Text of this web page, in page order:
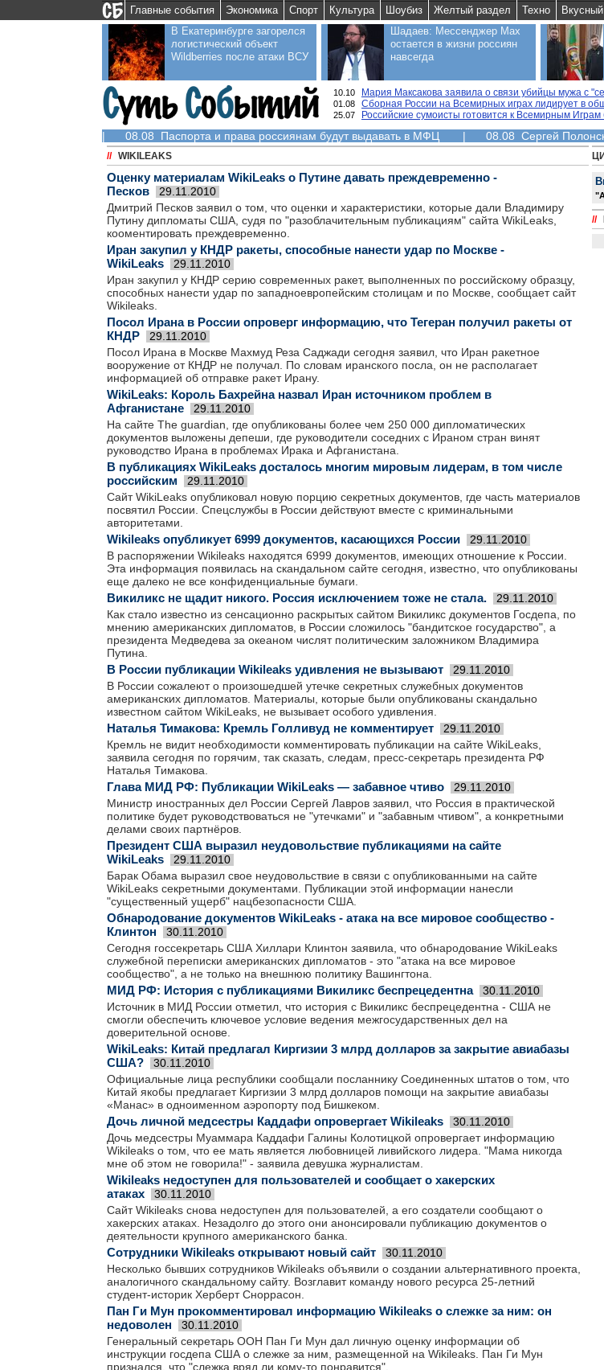
Главные события Экономика Спорт Культура Шоубиз Желтый раздел Техно Вкусный
В Екатеринбурге загорелся
логистический объект
Wildberries после атаки ВСУ
Шадаев: Мессенджер Max
остается в жизни россиян
навсегда
10.10
Мария Максакова заявила о связи убийцы мужа с
01.08
Сборная России на Всемирных играх лидирует в
25.07
Российские сумоисты готовится к Всемирным Играм
| 08.08 Паспорта и права россиянам будут выдавать в МФЦ | 08.08 Сергей
// WIKILEAKS
Оценку материалам WikiLeaks о Путине давать преждевременно -
Песков
29.11.2010
Дмитрий Песков заявил о том, что оценки и характеристики, которые дали Владимиру
Путину дипломаты США, судя по "разоблачительным публикациям" сайта WikiLeaks,
кооментировать преждевременно.
Иран закупил у КНДР ракеты, способные нанести удар по Москве -
WikiLeaks
29.11.2010
Иран закупил у КНДР серию современных ракет, выполненных по российскому образцу,
способных нанести удар по западноевропейским столицам и по Москве, сообщает сайт
Wikileaks.
Посол Ирана в России опроверг информацию, что Тегеран получил ракеты от
КНДР
29.11.2010
Посол Ирана в Москве Махмуд Реза Саджади сегодня заявил, что Иран ракетное
вооружение от КНДР не получал. По словам иранского посла, он не располагает
информацией об отправке ракет Ирану.
WikiLeaks: Король Бахрейна назвал Иран источником проблем в
Афганистане
29.11.2010
На сайте The guardian, где опубликованы более чем 250 000 дипломатических
документов выложены депеши, где руководители соседних с Ираном стран винят
руководство Ирана в проблемах Ирака и Афганистана.
В публикациях WikiLeaks досталось многим мировым лидерам, в том числе
российским
29.11.2010
Сайт WikiLeaks опубликовал новую порцию секретных документов, где часть материалов
посвятил России. Спецслужбы в России действуют вместе с криминальными
авторитетами.
Wikileaks опубликует 6999 документов, касающихся России 29.11.2010
В распоряжении Wikileaks находятся 6999 документов, имеющих отношение к России.
Эта информация появилась на скандальном сайте сегодня, известно, что опубликованы
еще далеко не все конфиденциальные бумаги.
Викиликс не щадит никого. Россия исключением тоже не стала. 29.11.2010
Как стало известно из сенсационно раскрытых сайтом Викиликс документов Госдепа, по
мнению американских дипломатов, в России сложилось "бандитское государство", а
президента Медведева за океаном числят политическим заложником Владимира
Путина.
В России публикации Wikileaks удивления не вызывают 29.11.2010
В России сожалеют о произошедшей утечке секретных служебных документов
американских дипломатов. Материалы, которые были опубликованы скандально
известном сайтом WikiLeaks, не вызывает особого удивления.
Наталья Тимакова: Кремль Голливуд не комментирует 29.11.2010
Кремль не видит необходимости комментировать публикации на сайте WikiLeaks,
заявила сегодня по горячим, так сказать, следам, пресс-секретарь президента РФ
Наталья Тимакова.
Глава МИД РФ: Публикации WikiLeaks — забавное чтиво 29.11.2010
Министр иностранных дел России Сергей Лавров заявил, что Россия в практической
политике будет руководствоваться не "утечками" и "забавным чтивом", а конкретными
делами своих партнёров.
Президент США выразил неудовольствие публикациями на сайте
WikiLeaks
29.11.2010
Барак Обама выразил свое неудовольствие в связи с опубликованными на сайте
WikiLeaks секретными документами. Публикации этой информации нанесли
"существенный ущерб" нацбезопасности США.
Обнародование документов WikiLeaks - атака на все мировое сообщество -
Клинтон
30.11.2010
Сегодня госсекретарь США Хиллари Клинтон заявила, что обнародование WikiLeaks
служебной переписки американских дипломатов - это "атака на все мировое
сообщество", а не только на внешнюю политику Вашингтона.
МИД РФ: История с публикациями Викиликс беспрецедентна 30.11.2010
Источник в МИД России отметил, что история с Викиликс беспрецедентна - США не
смогли обеспечить ключевое условие ведения межгосударственных дел на
доверительной основе.
WikiLeaks: Китай предлагал Киргизии 3 млрд долларов за закрытие авиабазы
США?
30.11.2010
Официальные лица республики сообщали посланнику Соединенных штатов о том, что
Китай якобы предлагает Киргизии 3 млрд долларов помощи на закрытие авиабазы
«Манас» в одноименном аэропорту под Бишкеком.
Дочь личной медсестры Каддафи опровергает Wikileaks 30.11.2010
Дочь медсестры Муаммара Каддафи Галины Колотицкой опровергает информацию
Wikileaks о том, что ее мать является любовницей ливийского лидера. "Мама никогда
мне об этом не говорила!" - заявила девушка журналистам.
Wikileaks недоступен для пользователей и сообщает о хакерских
атаках
30.11.2010
Сайт Wikileaks снова недоступен для пользователей, а его создатели сообщают о
хакерских атаках. Незадолго до этого они анонсировали публикацию документов о
деятельности крупного американского банка.
Сотрудники Wikileaks открывают новый сайт 30.11.2010
Несколько бывших сотрудников Wikileaks объявили о создании альтернативного проекта,
аналогичного скандальному сайту. Возглавит команду нового ресурса 25-летний
студент-историк Херберт Сноррасон.
Пан Ги Мун прокомментировал информацию Wikileaks о слежке за ним: он
недоволен
30.11.2010
Генеральный секретарь ООН Пан Ги Мун дал личную оценку информации об
инструкции госдепа США о слежке за ним, размещенной на Wikileaks. Пан Ги Мун
признался, что "слежка вряд ли кому-то понравится".
//